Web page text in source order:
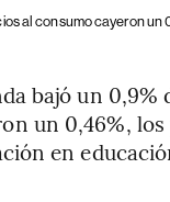
al consumo cayeron un
bajó un
un 0,46%,
en